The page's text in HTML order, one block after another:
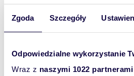
Zgoda Szczegóły
Odpowiedzialne wykorzystanie
Wraz z naszymi 1022 partnerami